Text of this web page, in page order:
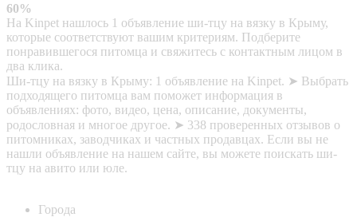
60%
На Kinpet нашлось 1 объявление ши-тцу на вязку в Крыму,
которые соответствуют вашим критериям. Подберите
понравившегося питомца и свяжитесь с контактным лицом в
два клика.
Ши-тцу на вязку в Крыму: 1 объявление на Kinpet. ➤ Выбрать
подходящего питомца вам поможет информация в
объявлениях: фото, видео, цена, описание, документы,
родословная и многое другое. ➤ 338 проверенных отзывов о
питомниках, заводчиках и частных продавцах. Если вы не
нашли объявление на нашем сайте, вы можете поискать ши-
тцу на авито или юле.
Города